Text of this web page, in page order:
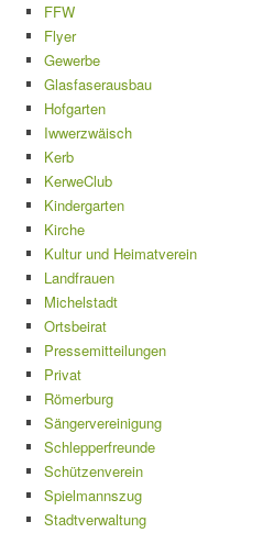
FFW
Flyer
Gewerbe
Glasfaserausbau
Hofgarten
Iwwerzwäisch
Kerb
KerweClub
Kindergarten
Kirche
Kultur und Heimatverein
Landfrauen
Michelstadt
Ortsbeirat
Pressemitteilungen
Privat
Römerburg
Sängervereinigung
Schlepperfreunde
Schützenverein
Spielmannszug
Stadtverwaltung